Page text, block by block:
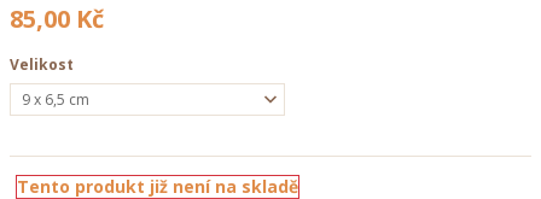
85,00 Kč
Velikost
9 x 6,5 cm
Tento produkt již není na skladě